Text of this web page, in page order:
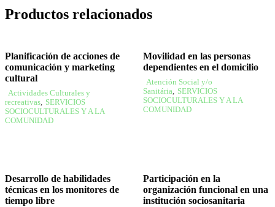
Productos relacionados
Planificación de acciones de
comunicación y marketing
cultural
Actividades Culturales y
recreativas
SERVICIOS
SOCIOCULTURALES Y A LA
COMUNIDAD
Movilidad en las personas
dependientes en el domicilio
Atención Social y/o
Sanitária
SERVICIOS
SOCIOCULTURALES Y A LA
COMUNIDAD
Desarrollo de habilidades
técnicas en los monitores de
tiempo libre
Participación en la
organización funcional en una
institución sociosanitaria